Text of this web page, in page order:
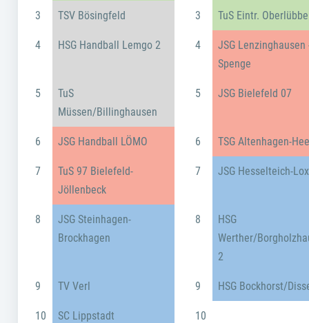
3 TSV Bösingfeld 3 TuS Eintr. Oberlübbe
4 HSG Handball Lemgo 2 4
JSG Lenzinghausen
Spenge
5
TuS
Müssen/Billinghausen
5 JSG Bielefeld 07
6 JSG Handball LÖMO 6 TSG Altenhagen-
7
TuS 97 Bielefeld-
Jöllenbeck
7 JSG Hesselteich-
8
JSG Steinhagen-
Brockhagen
8
HSG
Werther/
2
9 TV Verl 9 HSG Bockhorst/
10 SC Lippstadt 10